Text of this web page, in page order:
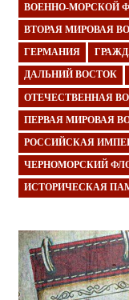
ВОЕННО-МОРСКОЙ
ВТОРАЯ МИРОВАЯ
ГЕРМАНИЯ
ДАЛЬНИЙ ВОСТОК
ОТЕЧЕСТВЕННАЯ
ПЕРВАЯ МИРОВАЯ
РОССИЙСКАЯ
ЧЕРНОМОРСКИЙ
ИСТОРИЧЕСКАЯ